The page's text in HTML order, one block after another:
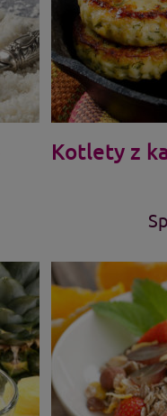
Kotlety z